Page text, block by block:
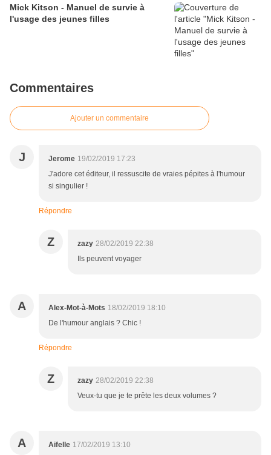
Mick Kitson - Manuel de survie à
l'usage des jeunes filles
Commentaires
Ajouter un commentaire
J Jerome 19/02/2019 17:23
J'adore cet éditeur, il ressuscite de vraies pépites à l'humour
si singulier !
Répondre
Z zazy 28/02/2019 22:38
Ils peuvent voyager
A Alex-Mot-à-Mots 18/02/2019 18:10
De l'humour anglais ? Chic !
Répondre
Z zazy 28/02/2019 22:38
Veux-tu que je te prête les deux volumes ?
A Aifelle 17/02/2019 13:10